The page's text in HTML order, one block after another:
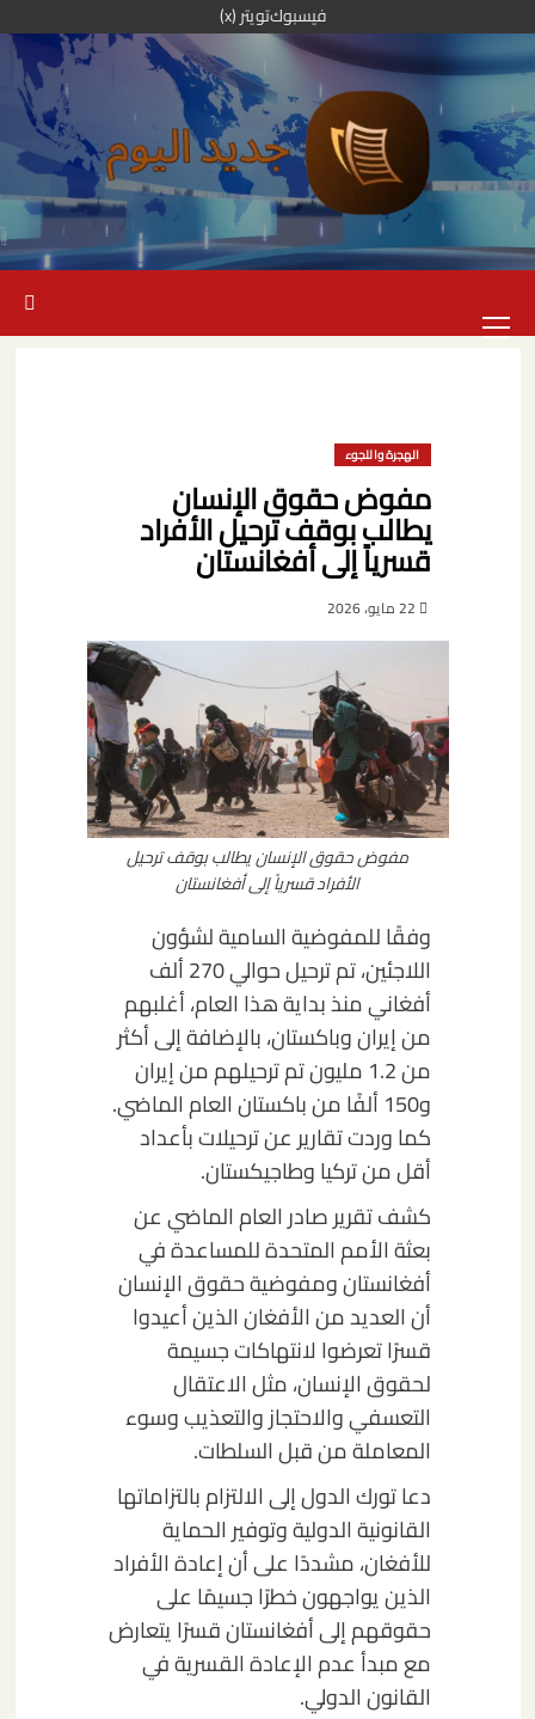
إلى
المحتوى
فيسبوكتويتر (x)
الرئيسية
الهجرة واللجوء
مفوض حقوق الإنسان
يطالب بوقف ترحيل الأفراد
قسرياً إلى أفغانستان
22 مايو، 2026
مفوض حقوق الإنسان يطالب بوقف ترحيل
الأفراد قسرياً إلى أفغانستان
وفقًا للمفوضية السامية لشؤون
اللاجئين، تم ترحيل حوالي 270 ألف
أفغاني منذ بداية هذا العام، أغلبهم
من إيران وباكستان، بالإضافة إلى أكثر
من 1.2 مليون تم ترحيلهم من إيران
و150 ألفًا من باكستان العام الماضي.
كما وردت تقارير عن ترحيلات بأعداد
أقل من تركيا وطاجيكستان.
كشف تقرير صادر العام الماضي عن
بعثة الأمم المتحدة للمساعدة في
أفغانستان ومفوضية حقوق الإنسان
أن العديد من الأفغان الذين أعيدوا
قسرًا تعرضوا لانتهاكات جسيمة
لحقوق الإنسان، مثل الاعتقال
التعسفي والاحتجاز والتعذيب وسوء
المعاملة من قبل السلطات.
دعا تورك الدول إلى الالتزام بالتزاماتها
القانونية الدولية وتوفير الحماية
للأفغان، مشددًا على أن إعادة الأفراد
الذين يواجهون خطرًا جسيمًا على
حقوقهم إلى أفغانستان قسرًا يتعارض
مع مبدأ عدم الإعادة القسرية في
القانون الدولي.